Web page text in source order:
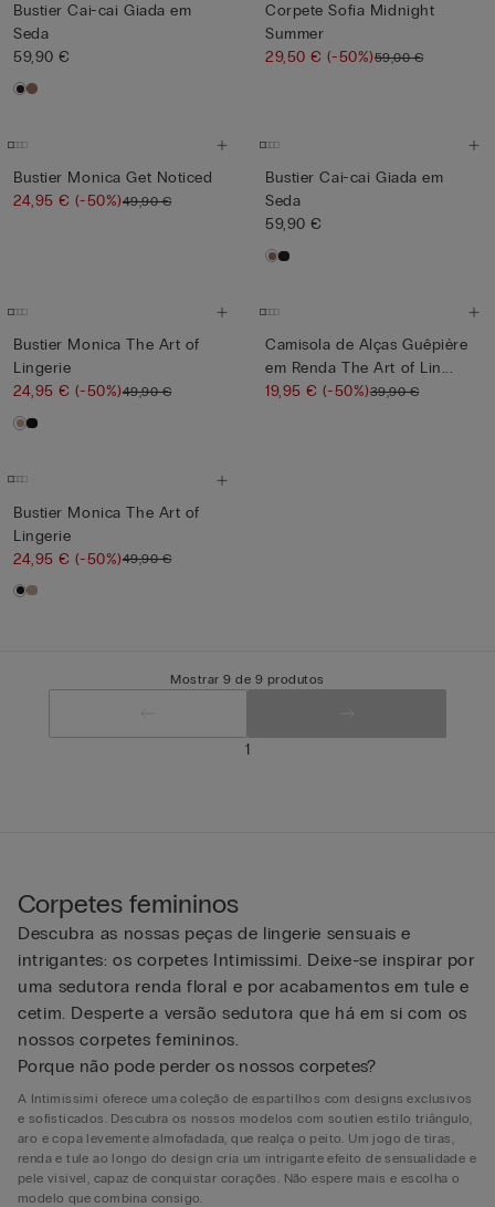
Bustier Cai-cai Giada em
Seda
59,90 €
Corpete Sofia Midnight
Summer
29,50 €(-50%)59,00 €
Bustier Monica Get Noticed
24,95 €(-50%)49,90 €
Bustier Cai-cai Giada em
Seda
59,90 €
Bustier Monica The Art of
Lingerie
24,95 €(-50%)49,90 €
Camisola de Alças Guêpière
em Renda The Art of Lin...
19,95 €(-50%)39,90 €
Bustier Monica The Art of
Lingerie
24,95 €(-50%)49,90 €
Mostrar 9 de 9 produtos
1
Corpetes femininos
Descubra as nossas peças de lingerie sensuais e
intrigantes: os corpetes Intimissimi. Deixe-se inspirar por
uma sedutora renda floral e por acabamentos em tule e
cetim. Desperte a versão sedutora que há em si com os
nossos corpetes femininos.
Porque não pode perder os nossos corpetes?
A Intimissimi oferece uma coleção de espartilhos com designs exclusivos
e sofisticados. Descubra os nossos modelos com soutien estilo triângulo,
aro e copa levemente almofadada, que realça o peito. Um jogo de tiras,
renda e tule ao longo do design cria um intrigante efeito de sensualidade e
pele visível, capaz de conquistar corações. Não espere mais e escolha o
modelo que combina consigo.